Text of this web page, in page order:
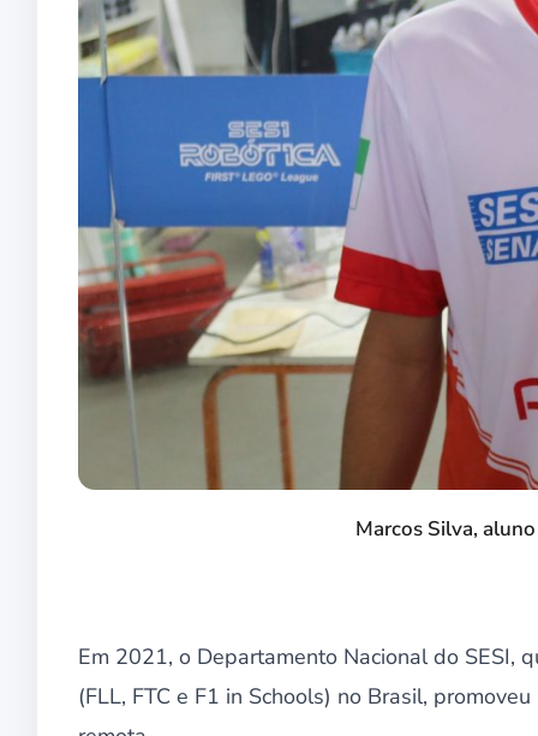
Marcos Silva,
Em 2021, o Departamento Nacional do SESI,
(FLL, FTC e F1 in Schools) no Brasil,